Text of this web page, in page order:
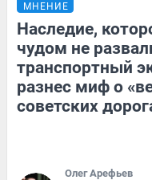
МНЕНИЕ
Наследие,
чудом не
транспортный
разнес миф о
советских
Олег Арефьев